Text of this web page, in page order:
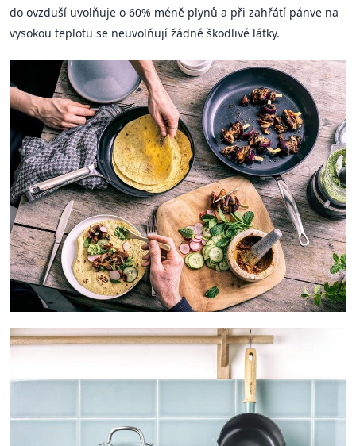
do ovzduší uvolňuje o 60% méně plynů a při zahřátí pánve na
vysokou teplotu se neuvolňují žádné škodlivé látky.